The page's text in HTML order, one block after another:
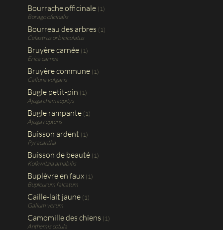
Bourrache officinale (1)
Borago oficinalis
Bourreau des arbres (1)
Celastrus orbiciculatus
Bruyère carnée (1)
Erica carnea
Bruyère commune (1)
Calluna vulgaris
Bugle petit-pin (1)
Ajuga chamaepitys
Bugle rampante (1)
Ajuga reptens
Buisson ardent (1)
Pyracantha
Buisson de beauté (1)
Kolkwitzia amabilis
Buplèvre en faux (1)
Bupleurum falcatum
Caille-lait jaune (1)
Galium verum
Camomille des chiens (1)
Anthemis cotula